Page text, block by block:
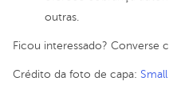
outras.
Ficou interessado? Converse
Crédito da foto de capa: